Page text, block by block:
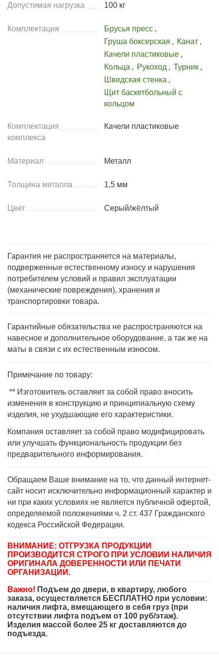
Допустимая нагрузка 100 кг
Комплектация Брусья пресс ,
Груша боксерская , Канат ,
Качели пластиковые ,
Кольца , Рукоход , Турник ,
Шведская стенка ,
Щит баскетбольный с
кольцом
Комплектация
комплекса
Качели пластиковые
Материал Металл
Толщина металла 1,5 мм
Цвет Серый/жёлтый
Гарантия не распространяется на материалы,
подверженные естественному износу и нарушения
потребителем условий и правил эксплуатации
(механические повреждения), хранения и
транспортировки товара.
Гарантийные обязательства не распространяются на
навесное и дополнительное оборудование, а так же на
маты в связи с их естественным износом.
Примечание по товару:
** Изготовитель оставляет за собой право вносить
изменения в конструкцию и принципиальную схему
изделия, не ухудшающие его характеристики.
Компания оставляет за собой право модифицировать
или улучшать функциональность продукции без
предварительного информирования.
Обращаем Ваше внимание на то, что данный интернет-
сайт носит исключительно информационный характер и
ни при каких условиях не является публичной офертой,
определяемой положениями ч. 2 ст. 437 Гражданского
кодекса Российской Федерации.
ВНИМАНИЕ: ОТГРУЗКА ПРОДУКЦИИ
ПРОИЗВОДИТСЯ СТРОГО ПРИ УСЛОВИИ НАЛИЧИЯ
ОРИГИНАЛА ДОВЕРЕННОСТИ ИЛИ ПЕЧАТИ
ОРГАНИЗАЦИИ.
Важно! Подъем до двери, в квартиру, любого
заказа, осуществляется БЕСПЛАТНО при условии:
наличия лифта, вмещающего в себя груз (при
отсутствии лифта подъем от 100 руб/этаж).
Изделия массой более 25 кг доставляются до
подъезда.